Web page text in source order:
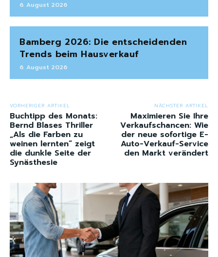
6. August 2026
Bamberg 2026: Die entscheidenden
Trends beim Hausverkauf
6. August 2026
VORHERIGER ARTIKEL
Buchtipp des Monats:
Bernd Blases Thriller
„Als die Farben zu
weinen lernten“ zeigt
die dunkle Seite der
Synästhesie
NÄCHSTER ARTIKEL
Maximieren Sie Ihre
Verkaufschancen: Wie
der neue sofortige E-
Auto-Verkauf-Service
den Markt verändert